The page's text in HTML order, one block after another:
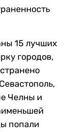
15 лучших
городов,
Челны и
попали